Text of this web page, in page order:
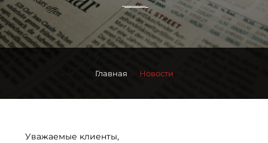
Главная Новости
Уважаемые клиенты,